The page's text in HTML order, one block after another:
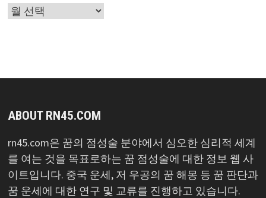
글
ABOUT RN45.COM
rn45.com은 꿈의 점성술 분야에서 심오한 심리적 세계
를 여는 것을 목표로하는 꿈 점성술에 대한 정보 웹 사
이트입니다. 중국 운세, 저 우공의 꿈 해몽 등 꿈 판단과
꿈 운세에 대한 연구 및 교류를 진행하고 있습니다.